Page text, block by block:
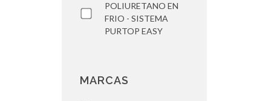
POLIURETANO EN
FRIO - SISTEMA
PURTOP EASY
MARCAS